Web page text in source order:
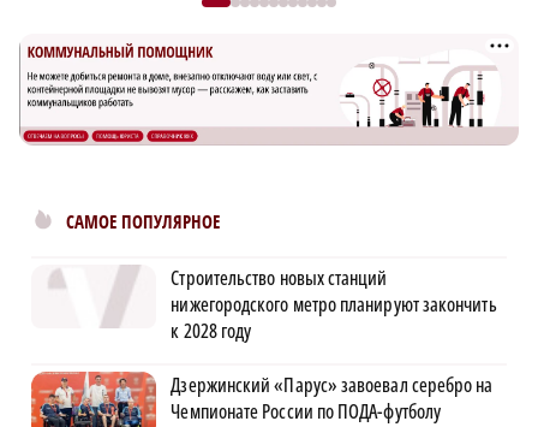
САМОЕ ПОПУЛЯРНОЕ
Строительство новых станций
нижегородского метро планируют закончить
к 2028 году
Дзержинский «Парус» завоевал серебро на
Чемпионате России по ПОДА-футболу